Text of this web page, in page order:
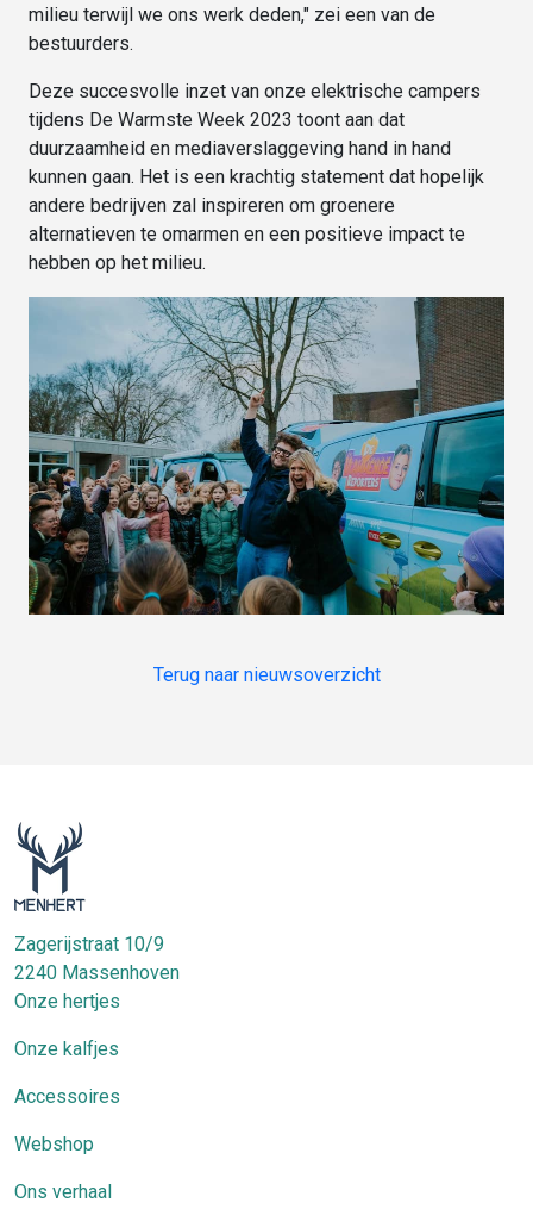
milieu terwijl we ons werk deden," zei een van de
bestuurders.
Deze succesvolle inzet van onze elektrische campers
tijdens De Warmste Week 2023 toont aan dat
duurzaamheid en mediaverslaggeving hand in hand
kunnen gaan. Het is een krachtig statement dat hopelijk
andere bedrijven zal inspireren om groenere
alternatieven te omarmen en een positieve impact te
hebben op het milieu.
Terug naar nieuwsoverzicht
Zagerijstraat 10/9
2240 Massenhoven
Onze hertjes
Onze kalfjes
Accessoires
Webshop
Ons verhaal